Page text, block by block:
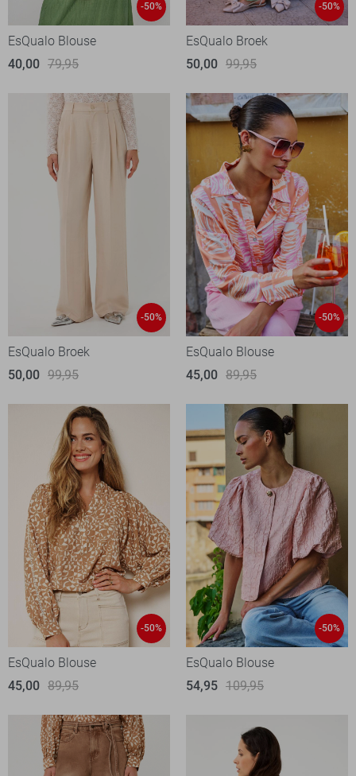
-50%
EsQualo Blouse
40,00 79,95
-50%
EsQualo Broek
50,00 99,95
-50%
EsQualo Broek
50,00 99,95
-50%
EsQualo Blouse
45,00 89,95
-50%
EsQualo Blouse
45,00 89,95
-50%
EsQualo Blouse
54,95 109,95